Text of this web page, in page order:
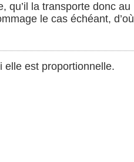
qu’il la transporte donc au
le cas échéant, d’où
elle est proportionnelle.